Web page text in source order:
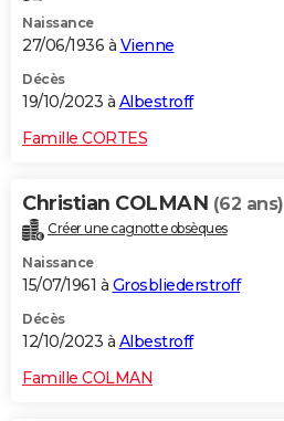
Naissance
27/06/1936 à Vienne
Décès
19/10/2023 à Albestroff
Famille CORTES
Christian COLMAN (62 ans)
Créer une cagnotte obsèques
Naissance
15/07/1961 à Grosbliederstroff
Décès
12/10/2023 à Albestroff
Famille COLMAN